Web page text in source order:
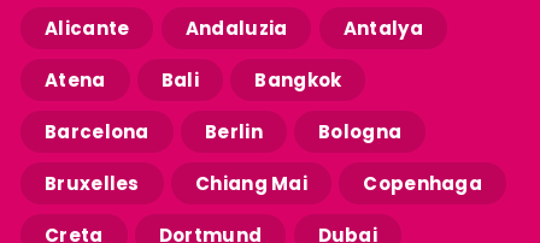
Alicante Andaluzia Antalya
Atena Bali Bangkok
Barcelona Berlin Bologna
Bruxelles Chiang Mai Copenhaga
Creta Dortmund Dubai